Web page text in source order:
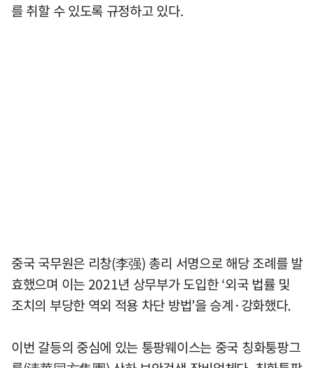
를 취할 수 있도록 규정하고 있다.
중국 국무원은 리창(李强) 총리 서명으로 해당 조례를 발
효했으며 이는 2021년 상무부가 도입한 ‘외국 법률 및
조치의 부당한 역외 적용 차단 방법’을 승계·강화했다.
이번 갈등의 중심에 있는 퉁팡웨이스는 중국 칭화퉁팡그